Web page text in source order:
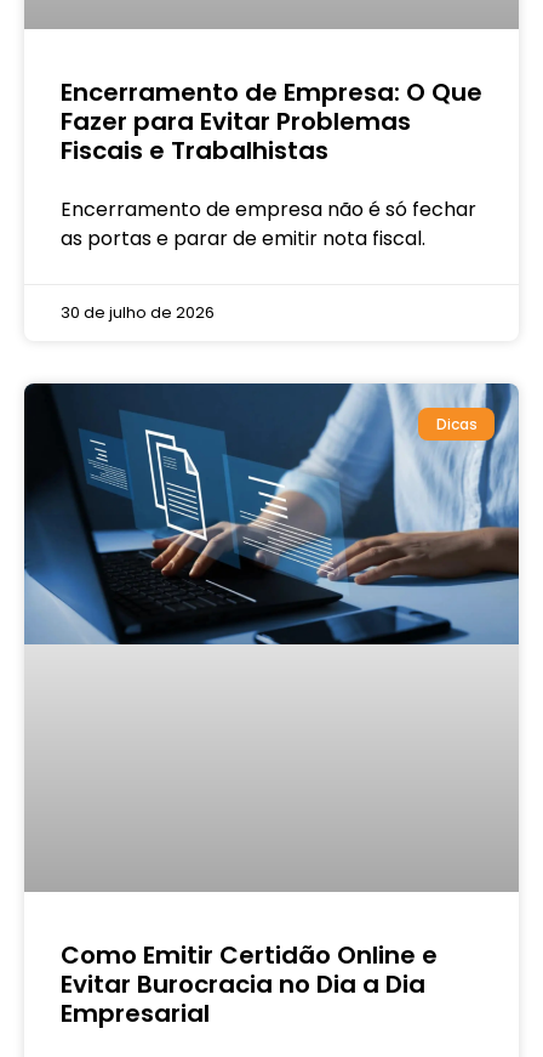
Encerramento de Empresa: O Que
Fazer para Evitar Problemas
Fiscais e Trabalhistas
Encerramento de empresa não é só fechar
as portas e parar de emitir nota fiscal.
30 de julho de 2026
Dicas
Como Emitir Certidão Online e
Evitar Burocracia no Dia a Dia
Empresarial